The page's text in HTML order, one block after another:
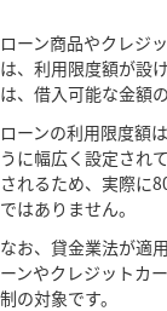
ローン商品やクレジ
は、利用限度額が設
は、借入可能な金額
ローンの利用限度額
うに幅広く設定され
されるため、実際に
ではありません。
なお、貸金業法が適
ーンやクレジットカ
制の対象です。